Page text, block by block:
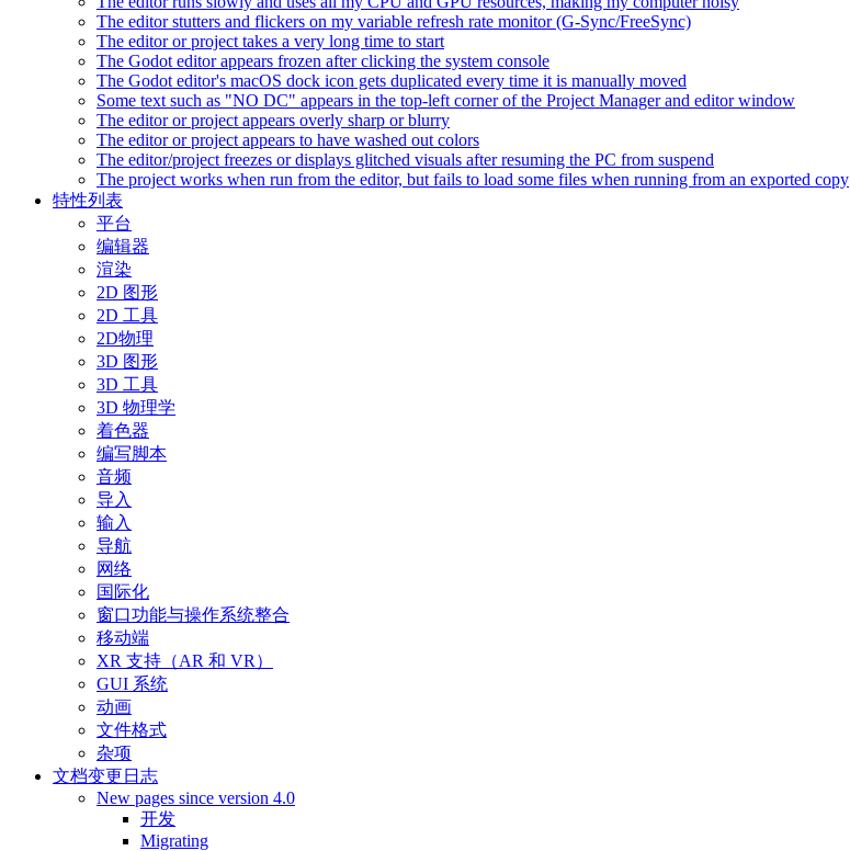
The editor stutters and flickers on my variable refresh rate monitor (G-Sync/FreeSync)
The editor or project takes a very long time to start
The Godot editor appears frozen after clicking the system console
The Godot editor's macOS dock icon gets duplicated every time it is manually moved
Some text such as "NO DC" appears in the top-left corner of the Project Manager and editor window
The editor or project appears overly sharp or blurry
The editor or project appears to have washed out colors
The editor/project freezes or displays glitched visuals after resuming the PC from suspend
The project works when run from the editor, but fails to load some files when running from an exported copy
特性列表
平台
编辑器
渲染
2D 图形
2D 工具
2D物理
3D 图形
3D 工具
3D 物理学
着色器
编写脚本
音频
导入
输入
导航
网络
国际化
窗口功能与操作系统整合
移动端
XR 支持（AR 和 VR）
GUI 系统
动画
文件格式
杂项
文档变更日志
New pages since version 4.0
开发
Migrating